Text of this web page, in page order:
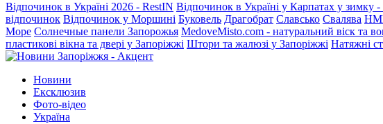
Відпочинок в Україні 2026 - RestIN Відпочинок в Україні у Карпатах у зимку
відпочинок Відпочинок у Моршині Буковель Драгобрат Славсько Свалява
Море Солнечные панели Запорожья MedoveMisto.com - натуральний віск та
пластикові вікна та двері у Запоріжжі Штори та жалюзі у Запоріжжі Натяжні
Новини
Ексклюзив
Фото-відео
Україна